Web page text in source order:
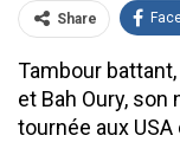
Share
Tambour battant,
et Bah Oury,
tournée aux USA